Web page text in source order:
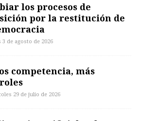
los procesos de
por la restitución de
3 de agosto de 2026
competencia, más
29 de julio de 2026